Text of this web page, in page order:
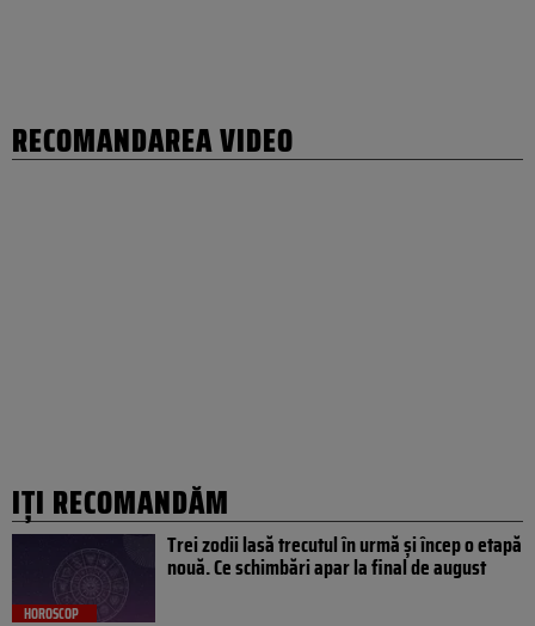
RECOMANDAREA VIDEO
IȚI RECOMANDĂM
HOROSCOP
Trei zodii lasă trecutul în urmă și încep o etapă
nouă. Ce schimbări apar la final de august